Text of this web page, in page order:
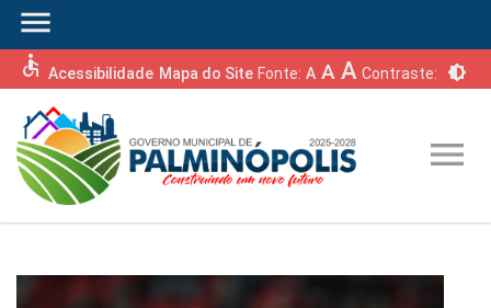
menu
accessible Acessibilidade Mapa do Site Fonte: A A A Contraste: brightness_6
menu